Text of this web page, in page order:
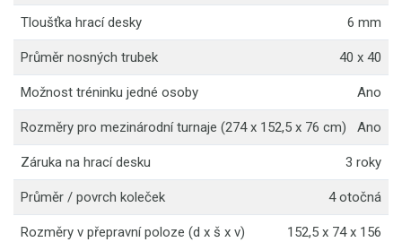
Tloušťka hrací desky 6 mm
Průměr nosných trubek 40 x 40
Možnost tréninku jedné osoby Ano
Rozměry pro mezinárodní turnaje (274 x 152,5 x 76 cm) Ano
Záruka na hrací desku 3 roky
Průměr / povrch koleček 4 otočná
Rozměry v přepravní poloze (d x š x v) 152,5 x 74 x 156